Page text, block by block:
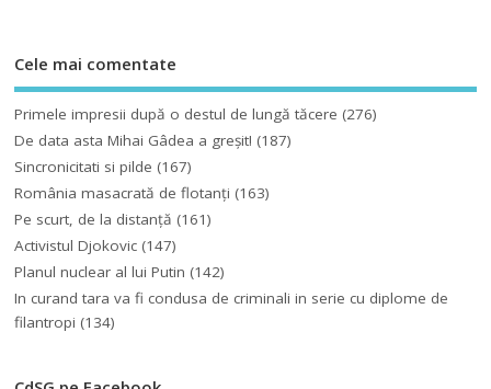
Cele mai comentate
Primele impresii după o destul de lungă tăcere (276)
De data asta Mihai Gâdea a greşit! (187)
Sincronicitati si pilde (167)
România masacrată de flotanţi (163)
Pe scurt, de la distanță (161)
Activistul Djokovic (147)
Planul nuclear al lui Putin (142)
In curand tara va fi condusa de criminali in serie cu diplome de
filantropi (134)